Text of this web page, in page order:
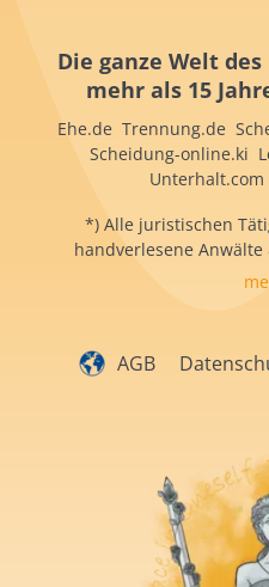
Die ganze Welt
mehr als 15
Ehe.de Trennung.de
Scheidung-online.ki
Unterhalt.com
*) Alle juristischen
handverlesene
AGB